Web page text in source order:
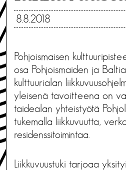
8.8.2018
Pohjoismaisen
osa Pohjoismaiden ja
kulttuurialan
yleisenä tavoitteena on
taidealan yhteistyötä
tukemalla liikkuvuutta,
residenssitoimintaa.
Liikkuvuustuki tarjoaa